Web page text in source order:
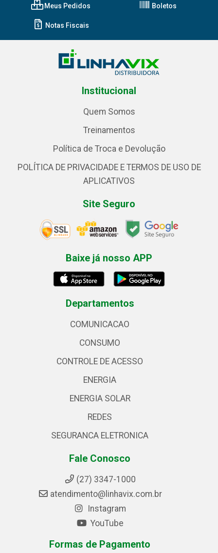
Meus Pedidos Boletos
Notas Fiscais
Institucional
Quem Somos
Treinamentos
Política de Troca e Devolução
POLÍTICA DE PRIVACIDADE E TERMOS DE USO DE
APLICATIVOS
Site Seguro
Baixe já nosso APP
Departamentos
COMUNICACAO
CONSUMO
CONTROLE DE ACESSO
ENERGIA
ENERGIA SOLAR
REDES
SEGURANCA ELETRONICA
Fale Conosco
(27) 3347-1000
atendimento@linhavix.com.br
Instagram
YouTube
Formas de Pagamento